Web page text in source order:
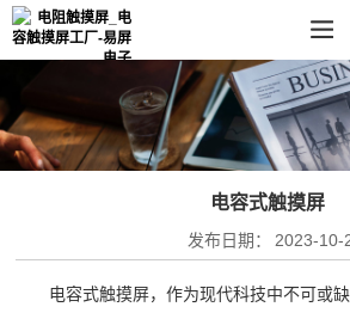
电容式触摸屏
发布日期： 2023-10-
电容式触摸屏，作为现代科技中不可或